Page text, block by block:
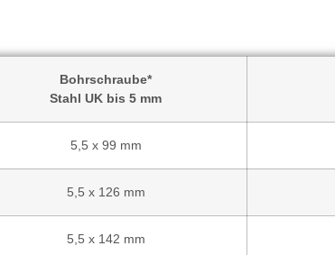
Bohrschraube*
Stahl UK bis 5 mm
5,5 x 99 mm
5,5 x 126 mm
5,5 x 142 mm